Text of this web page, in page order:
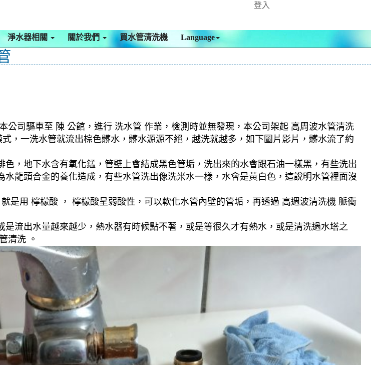
登入
淨水器相關 關於我們 買水管清洗機 Language
司驅車至 陳 公館，進行 洗水管 作業，檢測時並無發現，本公司架起 高周波水管清洗
，一洗水管就流出棕色髒水，髒水源源不絕，越洗就越多，如下圖片影片，髒水流了約
，地下水含有氧化錳，管壁上會結成黑色管垢，洗出來的水會跟石油一樣黑，有些洗出
龍頭合金的養化造成，有些水管洗出像洗米水一樣，水會是黃白色，這說明水管裡面沒
是用 檸檬酸 ， 檸檬酸呈弱酸性，可以軟化水管內壁的管垢，再透過 高週波清洗機 脈衝
流出水量越來越少，熱水器有時候點不著，或是等很久才有熱水，或是清洗過水塔之
清洗 。